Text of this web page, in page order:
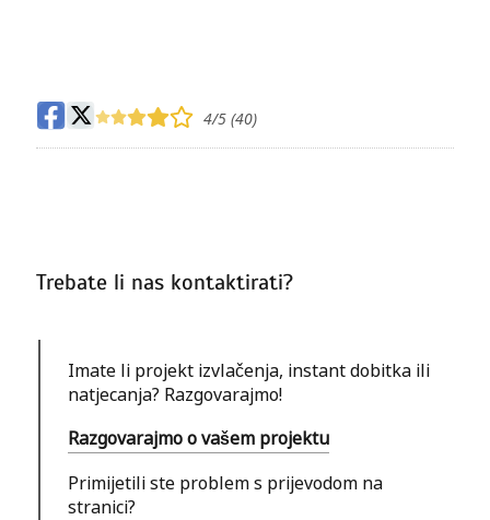
4/5 (40)
Trebate li nas kontaktirati?
Imate li projekt izvlačenja, instant dobitka ili
natjecanja? Razgovarajmo!
Razgovarajmo o vašem projektu
Primijetili ste problem s prijevodom na
stranici?